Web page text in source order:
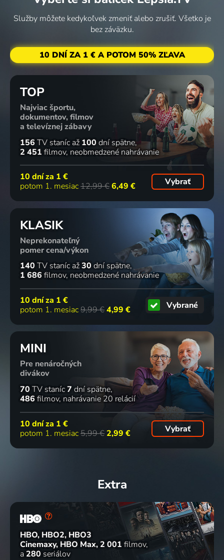
Služby môžete kedykoľvek zmeniť alebo zrušiť. Všetko je
bez záväzku.
10 DNÍ ZA 1 € A POTOM 50% ZĽAVA
TOP
Najviac športu,
dokumentov, filmov
a televíznej zábavy
156 TV staníc až 100 dní spätne
2 451 filmov neobmedzené nahrávanie
10 dní za 1 €
potom 1. mesiac12,99 €6,49 € Vybrať
KLASIK
Neprekonateľný
pomer cena/výkon
140 TV staníc až30 dní spätne
1 686 filmov neobmedzené nahrávanie
10 dní za 1 €
potom 1. mesiac9,99 €4,99 € Vybrané
MINI
Pre nenáročných
divákov
70 TV staníc7 dní spätne
486 filmov nahrávanie 20 relácií
10 dní za 1 €
potom 1. mesiac5,99 € 2,99 € Vybrať
Extra
HBO, HBO2, HBO3
Cinemaxy, HBO Max 2 001 filmov
a 280 seriálov